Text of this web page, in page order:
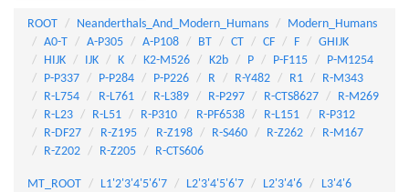
ROOT Neanderthals_And_Modern_Humans
Modern_Humans
A0-T
A-P305 A-P108 BT CT CF F
GHIJK
HIJK
IJK K K2-M526 K2b P P-F115
P-M1254
P-P337
P-P284 P-P226 R R-Y482 R1
R-M343
R-L754
R-L761 R-L389 R-P297 R-CTS8627
R-M269
R-L23
R-L51 R-P310 R-PF6538 R-L151
R-P312
R-DF27
R-Z195 R-Z198 R-S460 R-Z262
R-M167
R-Z202
R-Z205 R-CTS606
MT_ROOT L1'2'3'4'5'6'7 L2'3'4'5'6'7 L2'3'4'6
L3'4'6